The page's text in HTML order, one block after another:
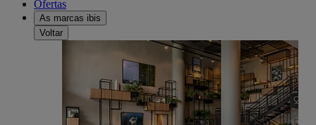
Ofertas
As marcas ibis
Voltar